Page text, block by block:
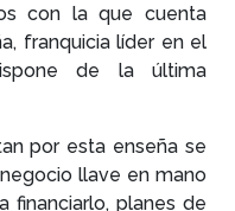
con la que cuenta
franquicia líder en el
de la última
por esta enseña se
llave en mano
financiarlo, planes de